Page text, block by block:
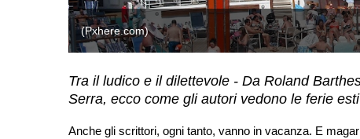
(Pxhere.com)
Tra il ludico e il dilettevole - Da Roland
Serra, ecco come gli autori vedono le ferie
Anche gli scrittori, ogni tanto, vanno in vacanza. E